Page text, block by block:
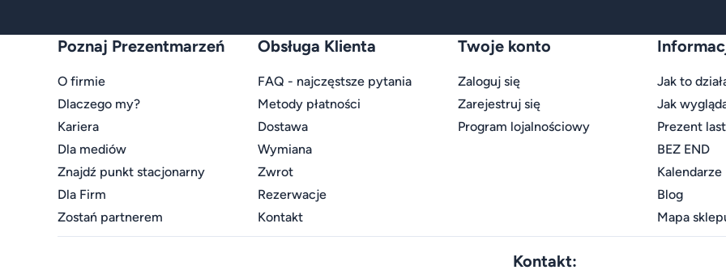
Poznaj Prezentmarzeń
O firmie
Dlaczego my?
Kariera
Dla mediów
Znajdź punkt stacjonarny
Dla Firm
Zostań partnerem
Obsługa Klienta
FAQ - najczęstsze pytania
Metody płatności
Dostawa
Wymiana
Zwrot
Rezerwacje
Kontakt
Twoje konto
Zaloguj się
Zarejestruj się
Program lojalnościowy
Jak to
Jak
Prezent
BEZ END
Kalendarze
Blog
Mapa
Kontakt: